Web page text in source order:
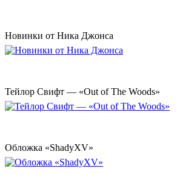
Новинки от Ника Джонса
Тейлор Свифт — «Out of The Woods»
Обложка «ShadyXV»